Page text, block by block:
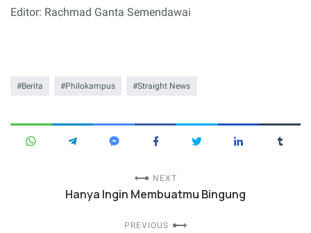
Editor: Rachmad Ganta Semendawai
Berita Philokampus Straight News
NEXT
Hanya Ingin Membuatmu Bingung
PREVIOUS